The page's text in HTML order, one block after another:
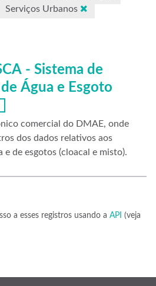
Serviços Urbanos
- Sistema de
Água e Esgoto
comercial do DMAE, onde
dos dados relativos aos
e de esgotos (cloacal e misto).
a esses registros usando a API (veja